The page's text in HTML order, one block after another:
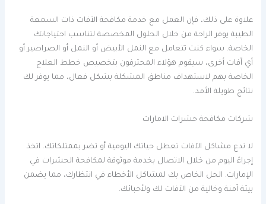
علاوة على ذلك، فإن العمل مع خدمة مكافحة الآفات ذات السمعة
الطيبة يوفر الراحة من خلال الحلول المخصصة لتناسب احتياجاتك
الخاصة. سواء كنت تتعامل مع النمل الأبيض أو النمل أو الصراصير أو
أي آفات أخرى، سيقوم هؤلاء المحترفون بتخصيص خطط العلاج
الخاصة بهم لاستهداف مناطق المشكلة بشكل فعال، مما يوفر لك
نتائج طويلة الأمد.
شركات مكافحة حشرات الامارات
لا تدع مشاكل الآفات تعطل حياتك اليومية أو تضر بممتلكاتك. اتخذ
إجراءً اليوم من خلال الاتصال بخدمة موثوقة لمكافحة الحشرات في
الإمارات. الحل الخاص بك لمشاكل الأخطاء في انتظارك، مما يضمن
بيئة آمنة وخالية من الآفات لك ولأحبائك.